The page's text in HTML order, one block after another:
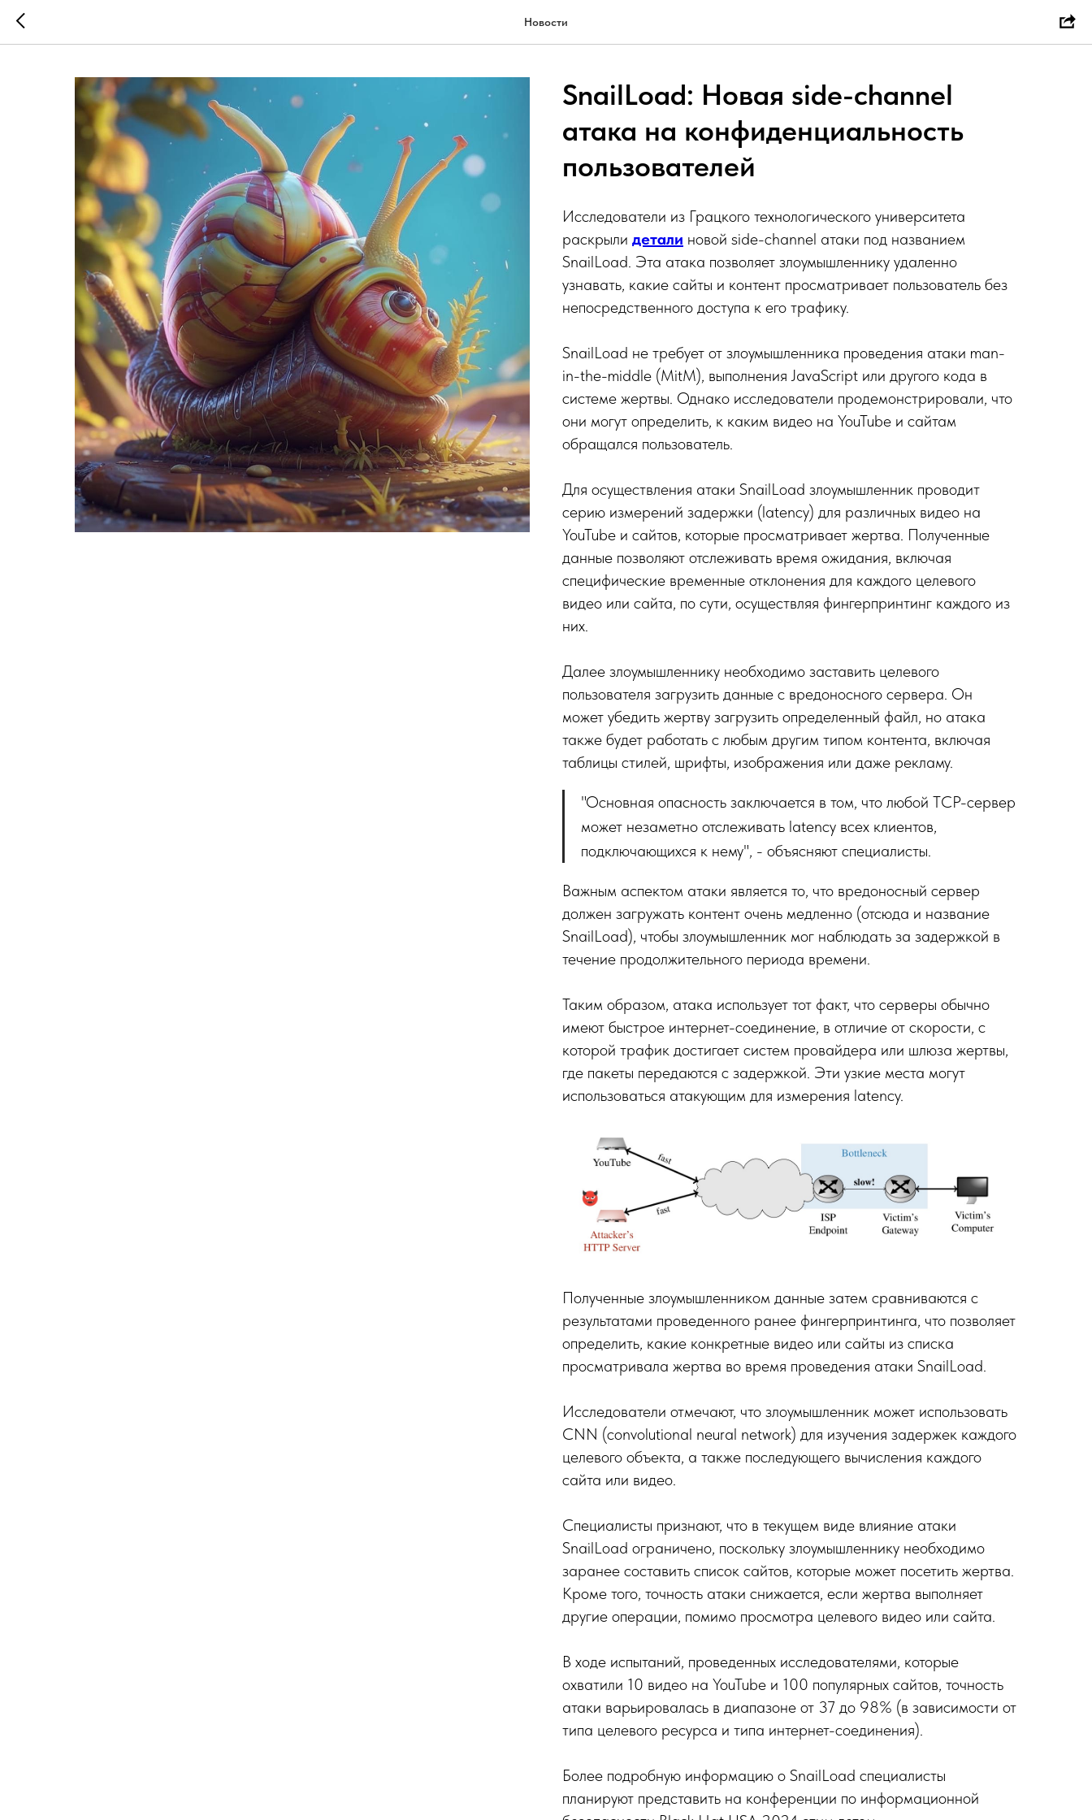
Новости
SnailLoad: Новая side-channel
атака на конфиденциальность
пользователей
Исследователи из Грацкого технологического университета
раскрыли детали новой side-channel атаки под названием
SnailLoad. Эта атака позволяет злоумышленнику удаленно
узнавать, какие сайты и контент просматривает пользователь без
непосредственного доступа к его трафику.
SnailLoad не требует от злоумышленника проведения атаки man-
in-the-middle (MitM), выполнения JavaScript или другого кода в
системе жертвы. Однако исследователи продемонстрировали, что
они могут определить, к каким видео на YouTube и сайтам
обращался пользователь.
Для осуществления атаки SnailLoad злоумышленник проводит
серию измерений задержки (latency) для различных видео на
YouTube и сайтов, которые просматривает жертва. Полученные
данные позволяют отслеживать время ожидания, включая
специфические временные отклонения для каждого целевого
видео или сайта, по сути, осуществляя фингерпринтинг каждого из
них.
Далее злоумышленнику необходимо заставить целевого
пользователя загрузить данные с вредоносного сервера. Он
может убедить жертву загрузить определенный файл, но атака
также будет работать с любым другим типом контента, включая
таблицы стилей, шрифты, изображения или даже рекламу.
"Основная опасность заключается в том, что любой TCP-сервер
может незаметно отслеживать latency всех клиентов,
подключающихся к нему", - объясняют специалисты.
Важным аспектом атаки является то, что вредоносный сервер
должен загружать контент очень медленно (отсюда и название
SnailLoad), чтобы злоумышленник мог наблюдать за задержкой в
течение продолжительного периода времени.
Таким образом, атака использует тот факт, что серверы обычно
имеют быстрое интернет-соединение, в отличие от скорости, с
которой трафик достигает систем провайдера или шлюза жертвы,
где пакеты передаются с задержкой. Эти узкие места могут
использоваться атакующим для измерения latency.
Полученные злоумышленником данные затем сравниваются с
результатами проведенного ранее фингерпринтинга, что позволяет
определить, какие конкретные видео или сайты из списка
просматривала жертва во время проведения атаки SnailLoad.
Исследователи отмечают, что злоумышленник может использовать
CNN (convolutional neural network) для изучения задержек каждого
целевого объекта, а также последующего вычисления каждого
сайта или видео.
Специалисты признают, что в текущем виде влияние атаки
SnailLoad ограничено, поскольку злоумышленнику необходимо
заранее составить список сайтов, которые может посетить жертва.
Кроме того, точность атаки снижается, если жертва выполняет
другие операции, помимо просмотра целевого видео или сайта.
В ходе испытаний, проведенных исследователями, которые
охватили 10 видео на YouTube и 100 популярных сайтов, точность
атаки варьировалась в диапазоне от 37 до 98% (в зависимости от
типа целевого ресурса и типа интернет-соединения).
Более подробную информацию о SnailLoad специалисты
планируют представить на конференции по информационной